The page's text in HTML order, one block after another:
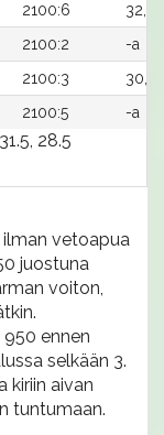
2100:6
2100:2
-a
2100:3
2100:5 -a
28.5
ilman vetoapua
juostuna
voiton,
950 ennen
selkään 3.
kiriin aivan
tuntumaan.